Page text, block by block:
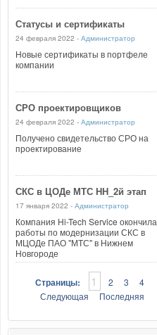
Статусы и сертификаты
24 февраля 2022 - Администратор
Новые сертификаты в портфеле
компании
СРО проектировщиков
24 февраля 2022 - Администратор
Получено свидетельство СРО на
проектирование
СКС в ЦОДе МТС НН_2й этап
17 января 2022 - Администратор
Компания Hi-Tech Service окончила
работы по модернизации СКС в
МЦОДе ПАО "МТС" в Нижнем
Новгороде
Страницы: 1 2 3
4
Следующая
Последняя